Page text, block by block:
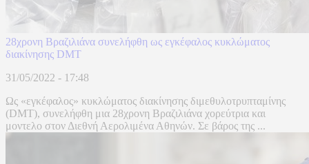
28χρονη Βραζιλιάνα συνελήφθη ως εγκέφαλος κυκλώματος
διακίνησης DMT
31/05/2022 - 17:48
Ως «εγκέφαλος» κυκλώματος διακίνησης διμεθυλοτρυπταμίνης
(DMT), συνελήφθη μια 28χρονη Βραζιλιάνα χορεύτρια και
μοντελο στον Διεθνή Αερολιμένα Αθηνών. Σε βάρος της ...